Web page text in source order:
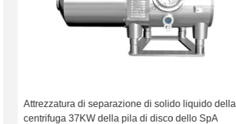
Attrezzatura di separazione di solido liquido della
centrifuga 37KW della pila di disco dello SpA